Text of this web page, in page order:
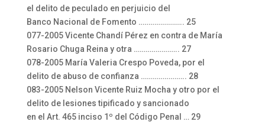
el delito de peculado en perjuicio del
Banco Nacional de Fomento ………………….. 25
077-2005 Vicente Chandí Pérez en contra de María
Rosario Chuga Reina y otra ………………….. 27
078-2005 María Valeria Crespo Poveda, por el
delito de abuso de confianza ………………….. 28
083-2005 Nelson Vicente Ruiz Mocha y otro por el
delito de lesiones tipificado y sancionado
en el Art. 465 inciso 1º del Código Penal … 29